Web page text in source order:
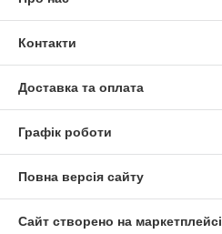
Контакти
Доставка та оплата
Графік роботи
Повна версія сайту
Сайт створено на маркетплейсі